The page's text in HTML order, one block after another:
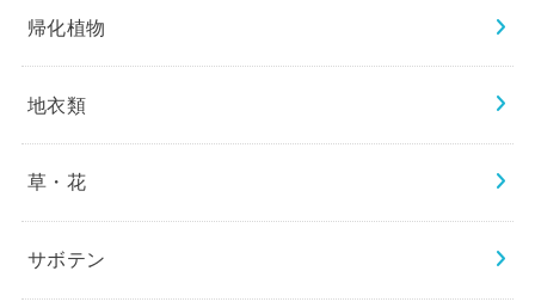
帰化植物
地衣類
草・花
サボテン